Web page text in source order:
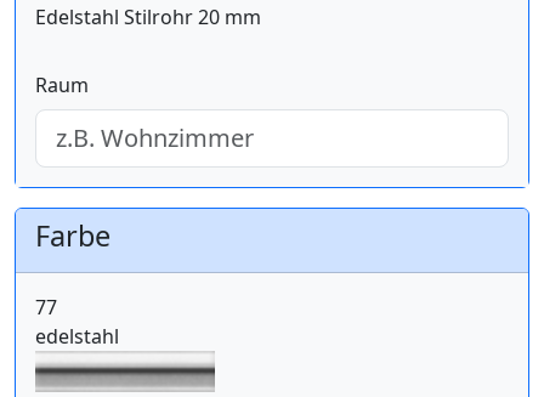
Edelstahl Stilrohr 20 mm
Raum
Farbe
77
edelstahl